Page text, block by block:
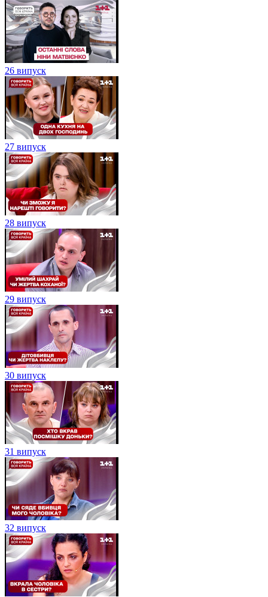
26 випуск
27 випуск
28 випуск
29 випуск
30 випуск
31 випуск
32 випуск